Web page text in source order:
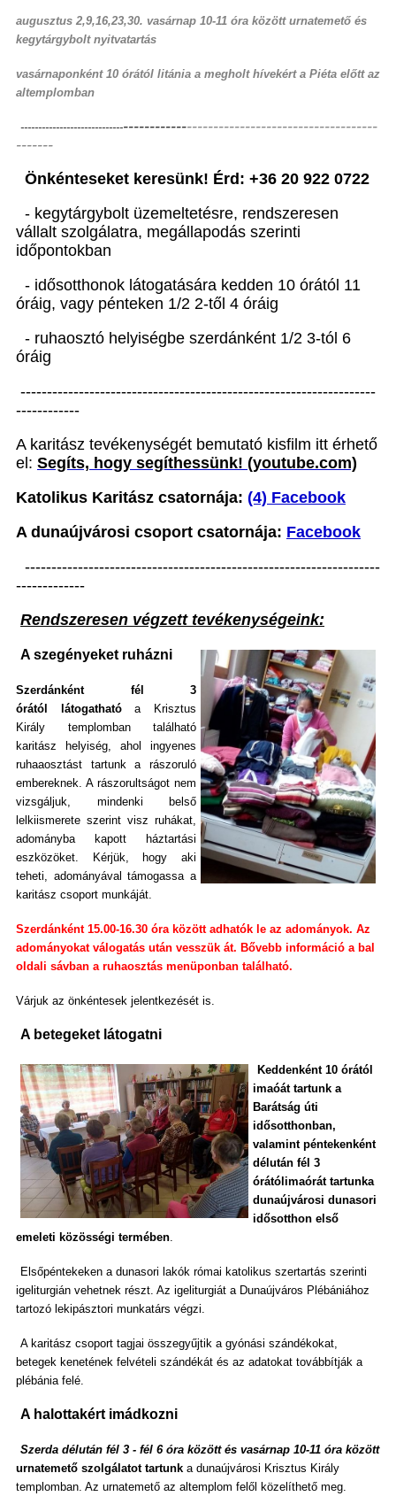
augusztus 2,9,16,23,30. vasárnap 10-11 óra között urnatemető és
kegytárgybolt nyitvatartás
vasárnaponként 10 órától litánia a megholt hívekért a Piéta előtt az
altemplomban
-----------------------------------------------------------------------------
-------
Önkénteseket keresünk! Érd: +36 20 922 0722
- kegytárgybolt üzemeltetésre, rendszeresen
vállalt szolgálatra, megállapodás szerinti
időpontokban
- idősotthonok látogatására kedden 10 órától 11
óráig, vagy pénteken 1/2 2-től 4 óráig
- ruhaosztó helyiségbe szerdánként 1/2 3-tól 6
óráig
-------------------------------------------------------------------
------------
A karitász tevékenységét bemutató kisfilm itt érhető
el: Segíts, hogy segíthessünk! (youtube.com)
Katolikus Karitász csatornája: (4) Facebook
A dunaújvárosi csoport csatornája: Facebook
-------------------------------------------------------------------
-------------
Rendszeresen végzett tevékenységeink:
A szegényeket ruházni
Szerdánként fél 3
órától látogathatóa Krisztus
Király templomban található
karitász helyiség, ahol ingyenes
ruhaaosztást tartunk a rászoruló
embereknek. A rászorultságot nem
vizsgáljuk, mindenki belső
lelkiismerete szerint visz ruhákat,
adományba kapott háztartási
eszközöket. Kérjük, hogy aki
teheti, adományával támogassa a
karitász csoport munkáját.
Szerdánként 15.00-16.30 óra között adhatók le az adományok. Az
adományokat válogatás után vesszük át. Bővebb információ a bal
oldali sávban a ruhaosztás menüponban található.
Várjuk az önkéntesek jelentkezését is.
A betegeket látogatni
Keddenként 10 órától
imaóát tartunk a
Barátság úti
idősotthonban,
valamint péntekenként
délután fél 3
órától imaórát tartunka
dunaújvárosi dunasori
idősotthon első
emeleti közösségi termében.
Elsőpéntekeken a dunasori lakók római katolikus szertartás szerinti
igeliturgián vehetnek részt. Az igeliturgiát a Dunaújváros Plébániához
tartozó lekipásztori munkatárs végzi.
A karitász csoport tagjai összegyűjtik a gyónási szándékokat,
betegek kenetének felvételi szándékát és az adatokat továbbítják a
plébánia felé.
A halottakért imádkozni
Szerda délután fél 3 - fél 6 óra között és vasárnap 10-11 óra között
urnatemető szolgálatot tartunk a dunaújvárosi Krisztus Király
templomban. Az urnatemető az altemplom felől közelíthető meg.